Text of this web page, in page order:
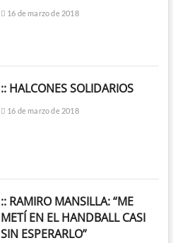
16 de marzo de 2018
:: HALCONES SOLIDARIOS
16 de marzo de 2018
:: RAMIRO MANSILLA: “ME
METÍ EN EL HANDBALL CASI
SIN ESPERARLO”